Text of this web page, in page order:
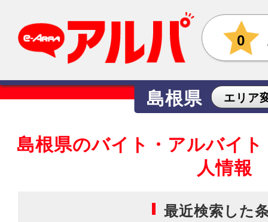
0
島根県 エリア
島根県のバイト・アルバイ
人情報
最近検索した